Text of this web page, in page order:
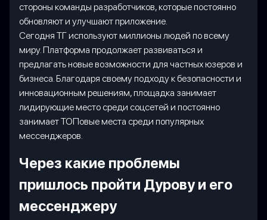
стороны команды разработчиков, которые постоянно
обновляют и улучшают приложение.
Сегодня ТГ используют миллионы людей по всему
миру. Платформа продолжает развиваться и
предлагать новые возможности для частных юзеров и
бизнеса. Благодаря своему подходу к безопасности и
инновационным решениям, площадка занимает
лидирующие место среди соцсетей и постоянно
занимает ТОПовые места среди популярных
мессенджеров.
Через какие проблемы
пришлось пройти Дурову и его
мессенджеру